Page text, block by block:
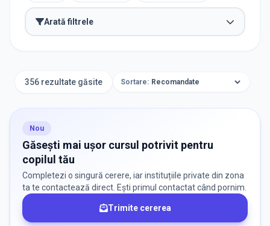
Arată filtrele
CATEGORII
Selectează Categorii
356 rezultate găsite Sortare:
Nou
Găsești mai ușor cursul potrivit pentru
copilul tău
Completezi o singură cerere, iar instituțiile private din zona
ta te contactează direct. Ești primul contactat când pornim.
Trimite cererea